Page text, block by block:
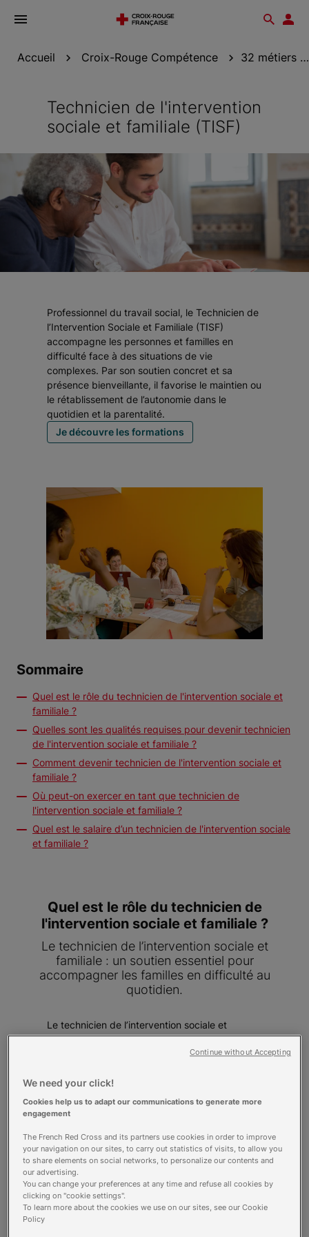
Ouvrir
Accueil Croix-Rouge Compétence 32 métiers accessibles avec Croix-Rouge...
Technicien de l'intervention
sociale et familiale (TISF)
Professionnel du travail social, le Technicien de
l’Intervention Sociale et Familiale (TISF)
accompagne les personnes et familles en
difficulté face à des situations de vie
complexes. Par son soutien concret et sa
présence bienveillante, il favorise le maintien ou
le rétablissement de l’autonomie dans le
quotidien et la parentalité.
Je découvre les formations
Sommaire
Quel est le rôle du technicien de l'intervention sociale et
familiale ?
Quelles sont les qualités requises pour devenir technicien
de l'intervention sociale et familiale ?
Comment devenir technicien de l'intervention sociale et
familiale ?
Où peut-on exercer en tant que technicien de
l'intervention sociale et familiale ?
Quel est le salaire d’un technicien de l'intervention sociale
et familiale ?
Quel est le rôle du technicien de
l'intervention sociale et familiale ?
Le technicien de l’intervention sociale et
familiale : un soutien essentiel pour
accompagner les familles en difficulté au
quotidien.
Le technicien de l’intervention sociale et
familiale accompagne les familles et les foyers
qui rencontrent des difficultés variées, telles
d’un enfant, une maladie, un handicap, des
situations de maltraitance, des problèmes
scolaires ou encore une séparation. Son rôle
adapté pour améliorer le quotidien de ces
familles et favoriser leur bien-être global.
Concrètement, ses missions incluent :
Aider à la gestion des tâches quotidiennes
essentielles : il accompagne les familles
dans les gestes de la vie courante, comme
We need your click!
Cookies help us to adapt our communications to generate more
engagement
The French Red Cross and its partners use cookies in order to improve
your navigation on our sites, to carry out statistics of visits, to allow you
to share elements on social networks, to personalize our contents and
our advertising.
You can change your preferences at any time and refuse all cookies by
clicking on "cookie settings".
To learn more about the cookies we use on our sites, see our Cookie
Policy
Continue without Accepting